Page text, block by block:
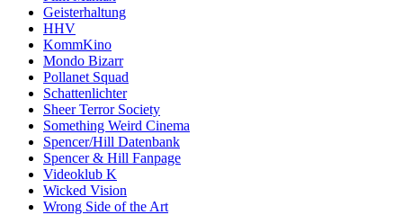
Geisterhaltung
HHV
KommKino
Mondo Bizarr
Pollanet Squad
Schattenlichter
Sheer Terror Society
Something Weird Cinema
Spencer/Hill Datenbank
Spencer & Hill Fanpage
Videoklub K
Wicked Vision
Wrong Side of the Art